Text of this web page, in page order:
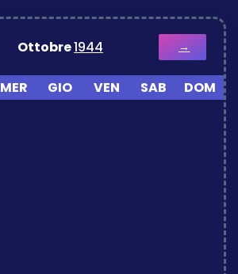
Ottobre1944 →
MER GIO VEN SAB DOM